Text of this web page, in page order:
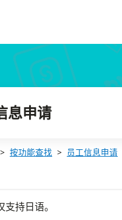
息申请
按功能查找 员工信息申请
持日语。